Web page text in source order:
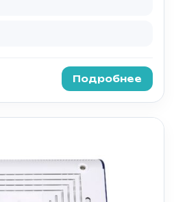
Подробнее